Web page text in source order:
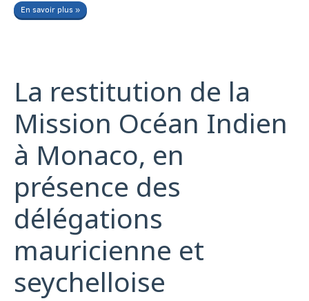
En savoir plus »
La restitution de la
Mission Océan Indien
à Monaco, en
présence des
délégations
mauricienne et
seychelloise